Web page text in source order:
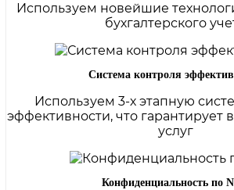
Используем новейшие
бухгалтерского
Система контроля
Используем 3-х этапную
эффективности, что гарантирует
услуг
Конфиденциальность по